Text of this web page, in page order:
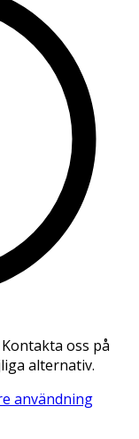
oss på
alternativ.
användning